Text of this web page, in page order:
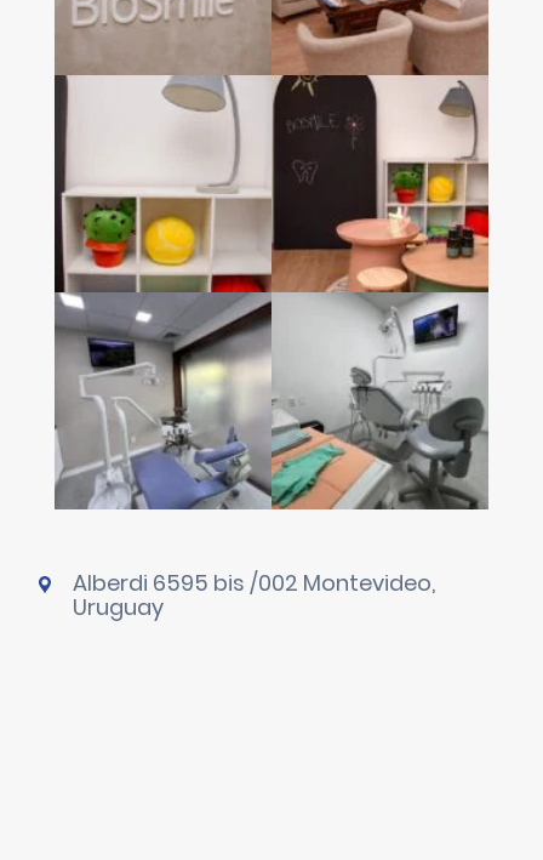
Alberdi 6595 bis /002 Montevideo,
Uruguay